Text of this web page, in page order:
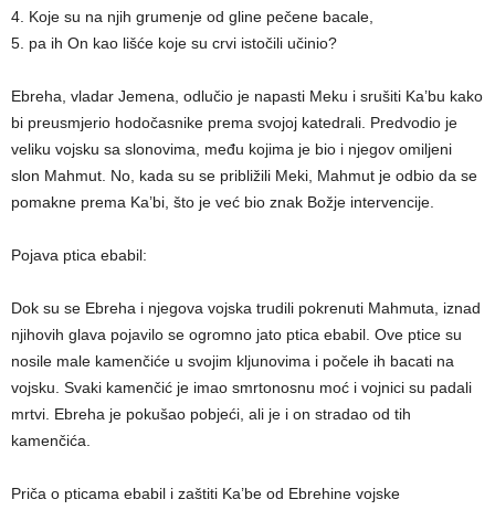
4. Koje su na njih grumenje od gline pečene bacale,
5. pa ih On kao lišće koje su crvi istočili učinio?
Ebreha, vladar Jemena, odlučio je napasti Meku i srušiti Ka’bu kako
bi preusmjerio hodočasnike prema svojoj katedrali. Predvodio je
veliku vojsku sa slonovima, među kojima je bio i njegov omiljeni
slon Mahmut. No, kada su se približili Meki, Mahmut je odbio da se
pomakne prema Ka’bi, što je već bio znak Božje intervencije.
Pojava ptica ebabil:
Dok su se Ebreha i njegova vojska trudili pokrenuti Mahmuta, iznad
njihovih glava pojavilo se ogromno jato ptica ebabil. Ove ptice su
nosile male kamenčiće u svojim kljunovima i počele ih bacati na
vojsku. Svaki kamenčić je imao smrtonosnu moć i vojnici su padali
mrtvi. Ebreha je pokušao pobjeći, ali je i on stradao od tih
kamenčića.
Priča o pticama ebabil i zaštiti Ka’be od Ebrehine vojske